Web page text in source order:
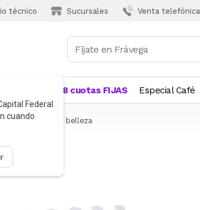
técnico Sucursales Venta telefónica
Federal
cuando
18 cuotas FIJAS Especial Café
Accesorios de belleza